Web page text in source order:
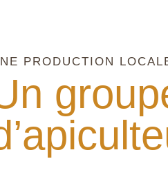
PRODUCTION